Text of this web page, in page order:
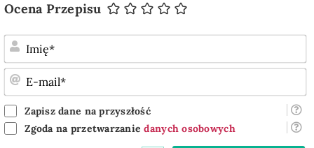
Ocena Przepisu
Zapisz dane na przyszłość
Zgoda na przetwarzaniedanych osobowych